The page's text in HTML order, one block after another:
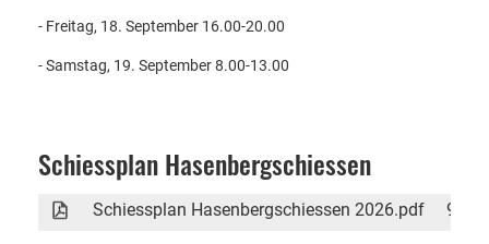
- Freitag, 18. September 16.00-20.00
- Samstag, 19. September 8.00-13.00
Schiessplan Hasenbergschiessen
Schiessplan Hasenbergschiessen 2026.pdf